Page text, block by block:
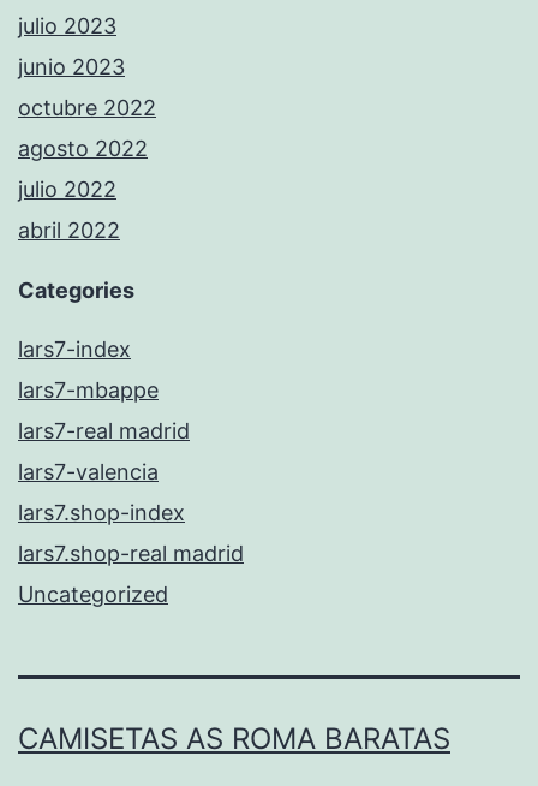
julio 2023
junio 2023
octubre 2022
agosto 2022
julio 2022
abril 2022
Categories
lars7-index
lars7-mbappe
lars7-real madrid
lars7-valencia
lars7.shop-index
lars7.shop-real madrid
Uncategorized
CAMISETAS AS ROMA BARATAS